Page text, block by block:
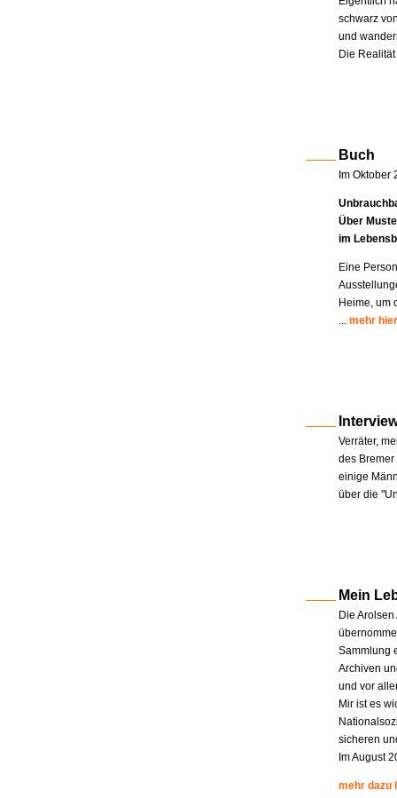
schwarz
und
Die
Buch
Im Oktober
Über
im
Eine
Heime, um
... mehr hier
Verräter,
des
einige
über die
Mein
Die
Sammlung
Archiven
und vor
Mir ist es
sicheren
Im August
mehr dazu